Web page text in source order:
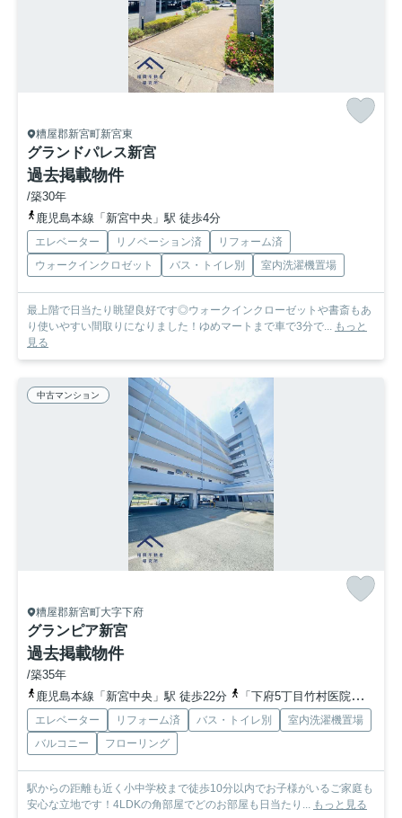
糟屋郡新宮町新宮東
グランドパレス新宮
過去掲載物件
/築30年
鹿児島本線「新宮中央」駅 徒歩4分
エレベーター リノベーション済
リフォーム済
ウォークインクロゼット
バス・トイレ別 室内洗濯機置場
最上階で日当たり眺望良好です◎ウォークインクローゼットや書斎もあ
り使いやすい間取りになりました！ゆめマートまで車で3分で... もっと
見る
中古マンション
糟屋郡新宮町大字下府
グランピア新宮
過去掲載物件
/築35年
鹿児島本線「新宮中央」駅 徒歩22分
「下府5丁目竹村医院前」バス停下車 徒歩1分
エレベーター リフォーム済 バス・トイレ別
室内洗濯機置場
バルコニー
フローリング
駅からの距離も近く小中学校まで徒歩10分以内でお子様がいるご家庭も
安心な立地です！4LDKの角部屋でどのお部屋も日当たり... もっと見る